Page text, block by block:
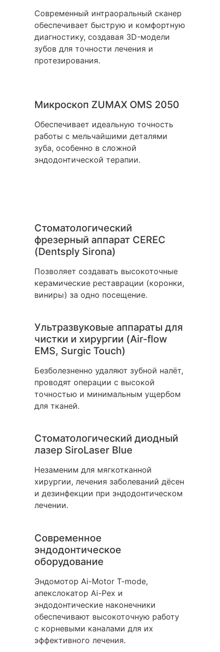
Современный интраоральный сканер
обеспечивает быструю и комфортную
диагностику, создавая 3D-модели
зубов для точности лечения и
протезирования.
Микроскоп ZUMAX OMS 2050
Обеспечивает идеальную точность
работы с мельчайшими деталями
зуба, особенно в сложной
эндодонтической терапии.
Стоматологический
фрезерный аппарат CEREC
(Dentsply Sirona)
Позволяет создавать высокоточные
керамические реставрации (коронки,
виниры) за одно посещение.
Ультразвуковые аппараты для
чистки и хирургии (Air-flow
EMS, Surgic Touch)
Безболезненно удаляют зубной налёт,
проводят операции с высокой
точностью и минимальным ущербом
для тканей.
Стоматологический диодный
лазер SiroLaser Blue
Незаменим для мягкотканной
хирургии, лечения заболеваний дёсен
и дезинфекции при эндодонтическом
лечении.
Современное
эндодонтическое
оборудование
Эндомотор Ai-Motor T-mode,
апекслокатор Ai-Pex и
эндодонтические наконечники
обеспечивают высокоточную работу
с корневыми каналами для их
эффективного лечения.